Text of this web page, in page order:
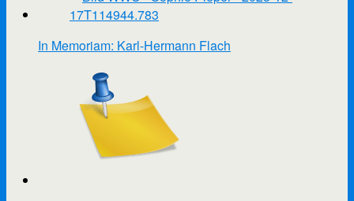
In Memoriam: Karl-Hermann Flach